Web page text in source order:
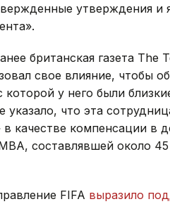
свое влияние, чтобы
которой у него были
указало, что эта
качестве компенсации в
составлявшей около 45
из-за плана по частичной